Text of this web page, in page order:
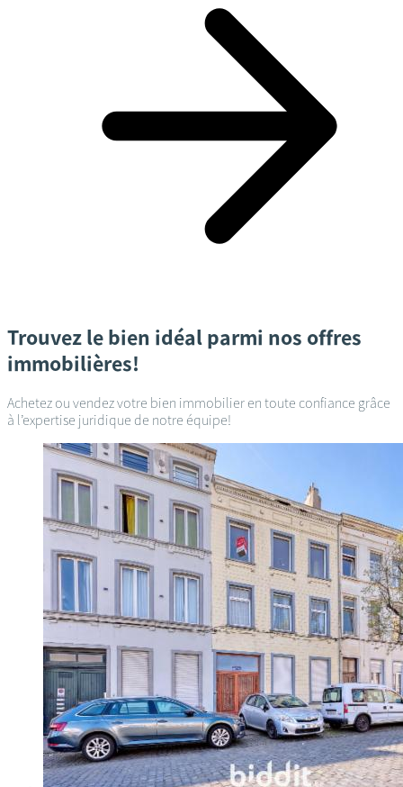
Trouvez le bien idéal parmi nos offres
immobilières!
Achetez ou vendez votre bien immobilier en toute confiance grâce
à l’expertise juridique de notre équipe!